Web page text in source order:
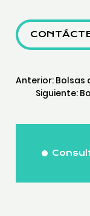
Anterior: Bolsas
Siguiente: